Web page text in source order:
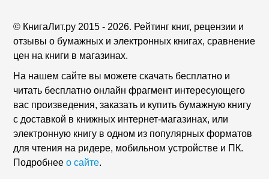
© КнигаЛит.ру 2015 - 2026. Рейтинг книг, рецензии и
отзывы о бумажных и электронных книгах, сравнение
цен на книги в магазинах.
На нашем сайте вы можете скачать бесплатно и
читать бесплатно онлайн фрагмент интересующего
вас произведения, заказать и купить бумажную книгу
с доставкой в книжных интернет-магазинах, или
электронную книгу в одном из популярных форматов
для чтения на ридере, мобильном устройстве и ПК.
Подробнеео сайте.